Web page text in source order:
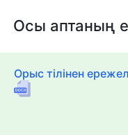
Осы аптаның
Орыс тілінен